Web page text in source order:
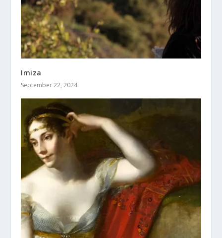
Imiza
September 22, 2024